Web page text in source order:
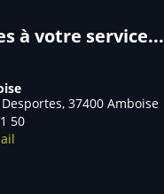
à votre service...
37400 Amboise
50